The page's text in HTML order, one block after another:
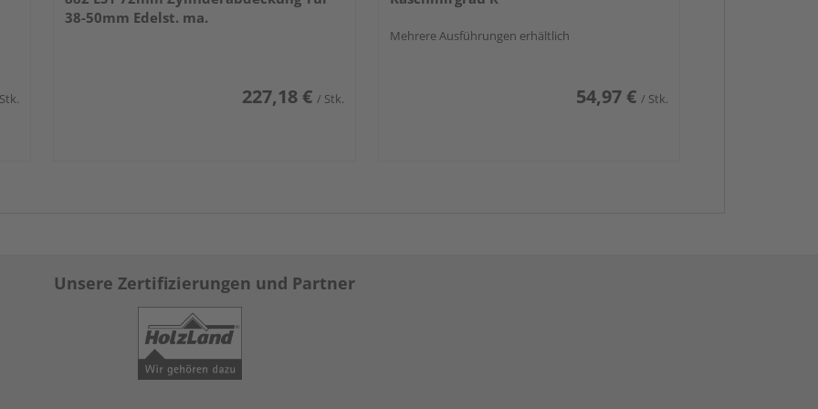
38-50mm Edelst. ma.
227,18 € / Stk.
Mehrere Ausführungen erhältlich
54,97 € / Stk.
Unsere Zertifizierungen und Partner